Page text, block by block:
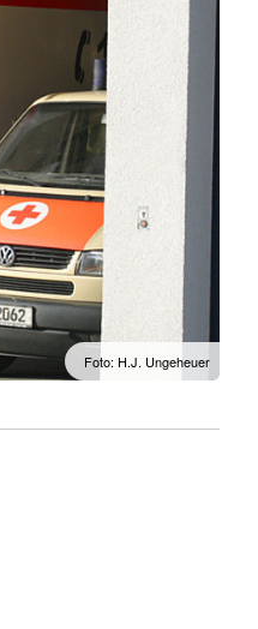
Foto: H.J. Ungeheuer